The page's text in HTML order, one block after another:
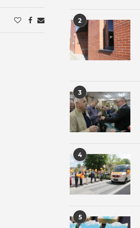
2
3
4
5